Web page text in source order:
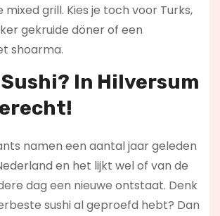
grill. Kies je toch voor Turks,
gekruide döner of een
shoarma.
In Hilversum
namen een aantal jaar geleden
en het lijkt wel of van de
dag een nieuwe ontstaat. Denk
sushi al geproefd hebt? Dan